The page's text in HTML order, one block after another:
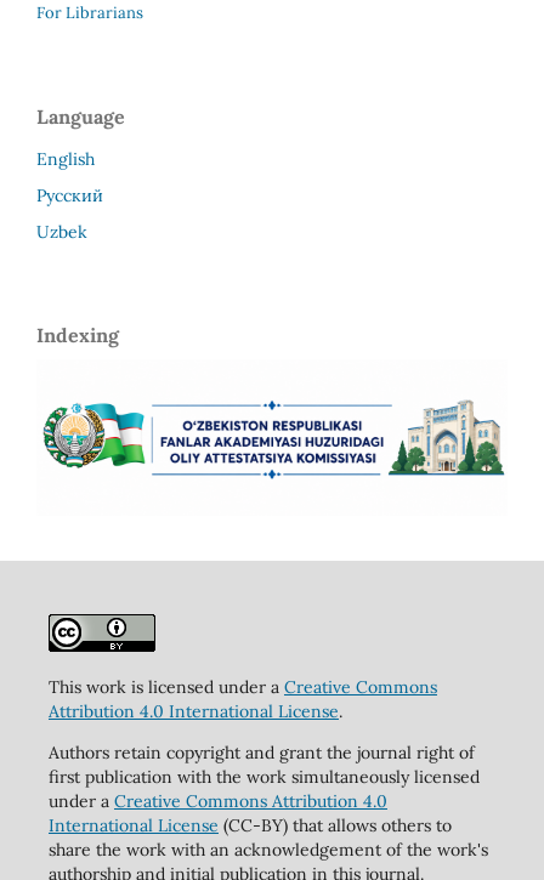
For Librarians
Language
English
Русский
Uzbek
Indexing
This work is licensed under a Creative Commons
Attribution 4.0 International License.
Authors retain copyright and grant the journal right of
first publication with the work simultaneously licensed
under a Creative Commons Attribution 4.0
International License (CC-BY) that allows others to
share the work with an acknowledgement of the work's
authorship and initial publication in this journal.